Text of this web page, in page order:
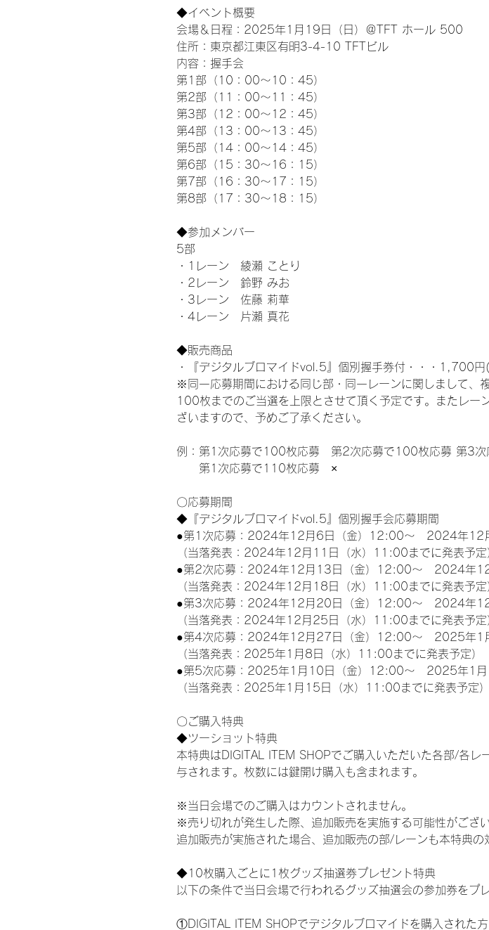
◆イベント概要
会場＆日程：2025年1月19日（日）＠TFT ホール 500
住所：東京都江東区有明3-4-10 TFTビル
内容：握手会
第1部（10：00～10：45）
第2部（11：00～11：45）
第3部（12：00～12：45）
第4部（13：00～13：45）
第5部（14：00～14：45）
第6部（15：30～16：15）
第7部（16：30～17：15）
第8部（17：30～18：15）
◆参加メンバー
5部
・1レーン　綾瀬 ことり
・2レーン　鈴野 みお
・3レーン　佐藤 莉華
・4レーン　片瀬 真花
◆販売商品
・『デジタルブロマイドvol.5』個別握手券付・・・1,700円
※同一応募期間における同じ部・同一レーンに関しまして、
100枚までのご当選を上限とさせて頂く予定です。またレー
ざいますので、予めご了承ください。
例：第1次応募で100枚応募　第2次応募で100枚応募 第3
第1次応募で110枚応募　×
〇応募期間
◆『デジタルブロマイドvol.5』個別握手会応募期間
●第1次応募：2024年12月6日（金）12:00～　2024年12
（当落発表：2024年12月11日（水）11:00までに発表予定
●第2次応募：2024年12月13日（金）12:00～　2024年
（当落発表：2024年12月18日（水）11:00までに発表予定
●第3次応募：2024年12月20日（金）12:00～　2024年
（当落発表：2024年12月25日（水）11:00までに発表予定
●第4次応募：2024年12月27日（金）12:00～　2025年1
（当落発表：2025年1月8日（水）11:00までに発表予定）
●第5次応募：2025年1月10日（金）12:00～　2025年1
（当落発表：2025年1月15日（水）11:00までに発表予定）
〇ご購入特典
◆ツーショット特典
本特典はDIGITAL ITEM SHOPでご購入いただいた各部/各
与されます。枚数には鍵開け購入も含まれます。
※当日会場でのご購入はカウントされません。
※売り切れが発生した際、追加販売を実施する可能性がござい
追加販売が実施された場合、追加販売の部/レーンも本特典の
◆10枚購入ごとに1枚グッズ抽選券プレゼント特典
以下の条件で当日会場で行われるグッズ抽選会の参加券をプ
①DIGITAL ITEM SHOPでデジタルブロマイドを購入された